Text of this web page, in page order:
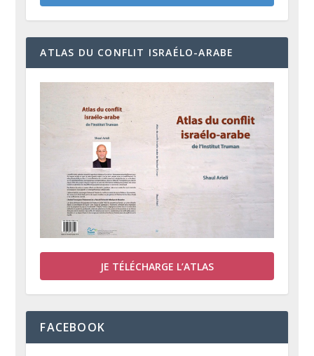
ATLAS DU CONFLIT ISRAÉLO-ARABE
JE TÉLÉCHARGE L’ATLAS
FACEBOOK